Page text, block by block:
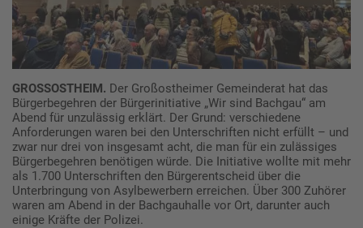
GROSSOSTHEIM. Der Großostheimer Gemeinderat hat das
Bürgerbegehren der Bürgerinitiative „Wir sind Bachgau“ am
Abend für unzulässig erklärt. Der Grund: verschiedene
Anforderungen waren bei den Unterschriften nicht erfüllt – und
zwar nur drei von insgesamt acht, die man für ein zulässiges
Bürgerbegehren benötigen würde. Die Initiative wollte mit mehr
als 1.700 Unterschriften den Bürgerentscheid über die
Unterbringung von Asylbewerbern erreichen. Über 300 Zuhörer
waren am Abend in der Bachgauhalle vor Ort, darunter auch
einige Kräfte der Polizei.